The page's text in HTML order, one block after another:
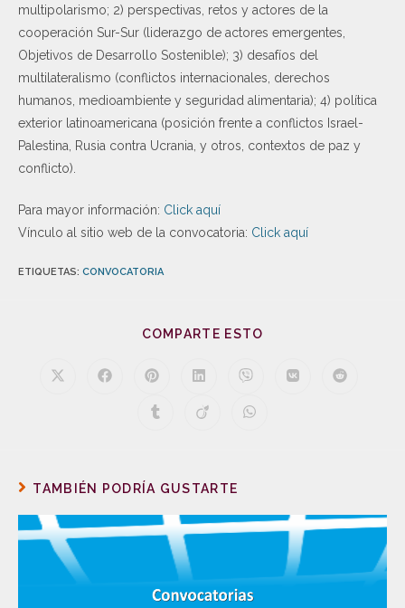
multipolarismo; 2) perspectivas, retos y actores de la
cooperación Sur-Sur (liderazgo de actores emergentes,
Objetivos de Desarrollo Sostenible); 3) desafíos del
multilateralismo (conflictos internacionales, derechos
humanos, medioambiente y seguridad alimentaria); 4) política
exterior latinoamericana (posición frente a conflictos Israel-
Palestina, Rusia contra Ucrania, y otros, contextos de paz y
conflicto).
Para mayor información: Click aquí
Vínculo al sitio web de la convocatoria: Click aquí
ETIQUETAS: CONVOCATORIA
COMPARTE ESTO
TAMBIÉN PODRÍA GUSTARTE